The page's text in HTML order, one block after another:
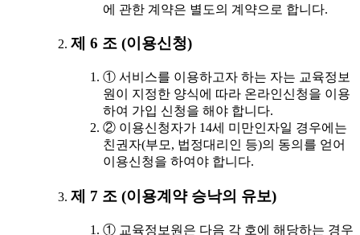
에 관한 계약은 별도의 계약으로 합니다.
제 6 조 (이용신청)
① 서비스를 이용하고자 하는 자는 교육정보
원이 지정한 양식에 따라 온라인신청을 이용
하여 가입 신청을 해야 합니다.
② 이용신청자가 14세 미만인자일 경우에는
친권자(부모, 법정대리인 등)의 동의를 얻어
이용신청을 하여야 합니다.
제 7 조 (이용계약 승낙의 유보)
① 교육정보원은 다음 각 호에 해당하는 경우